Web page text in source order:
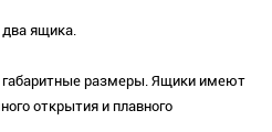
ящика.
размеры. Ящики имеют
открытия и плавного